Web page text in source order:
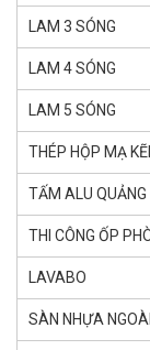
LAM 3 SÓNG
LAM 4 SÓNG
LAM 5 SÓNG
THÉP HỘP MẠ
TẤM ALU QUẢNG
THI CÔNG ỐP
LAVABO
SÀN NHỰA